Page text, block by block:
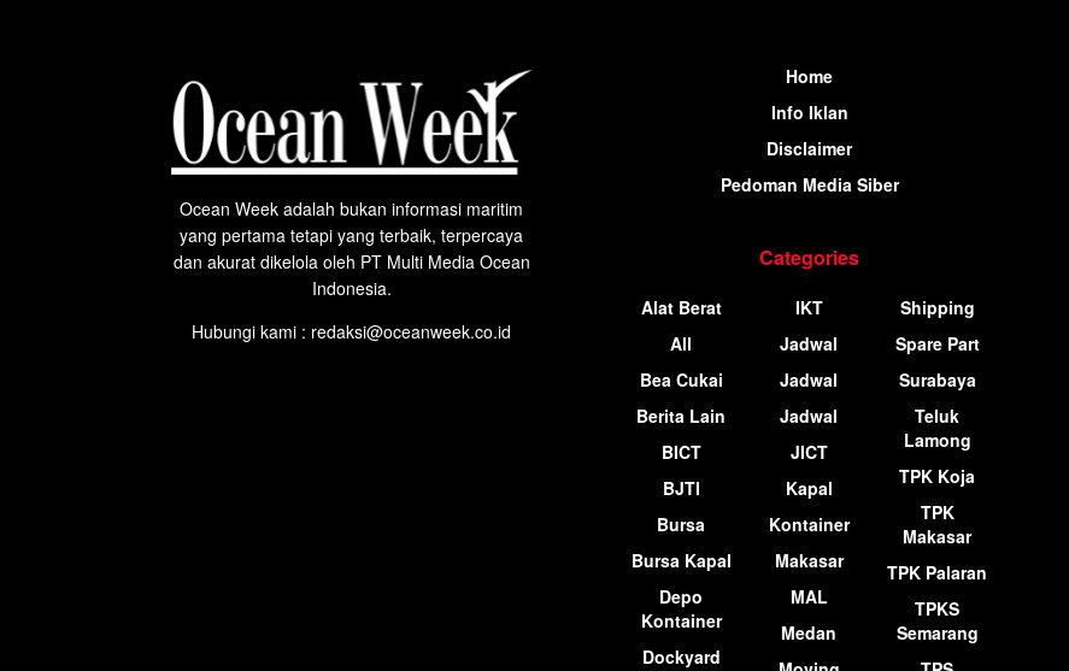
Ocean Week adalah bukan informasi maritim
yang pertama tetapi yang terbaik, terpercaya
dan akurat dikelola oleh PT Multi Media Ocean
Indonesia.
Hubungi kami : redaksi@oceanweek.co.id
Home
Info Iklan
Disclaimer
Pedoman Media Siber
Categories
Alat Berat
All
Bea Cukai
Berita Lain
BICT
BJTI
Bursa
Bursa Kapal
Depo
Kontainer
Dockyard
IKT
Jadwal
Jadwal
Jadwal
JICT
Kapal
Kontainer
Makasar
MAL
Medan
Shipping
Spare Part
Surabaya
Teluk
Lamong
TPK Koja
TPK
Makasar
TPK Palaran
TPKS
Semarang